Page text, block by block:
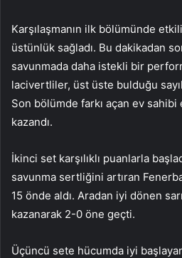
Karşılaşmanın ilk bölümünde
üstünlük sağladı. Bu dakikadan
savunmada daha istekli bir
lacivertliler, üst üste bulduğu
Son bölümde farkı açan ev
kazandı.
İkinci set karşılıklı puanlarla
savunma sertliğini artıran
15 önde aldı. Aradan iyi dönen
kazanarak 2-0 öne geçti.
Üçüncü sete hücumda iyi